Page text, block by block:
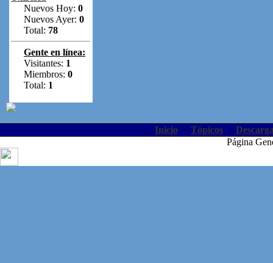
Nuevos Hoy: 0
Nuevos Ayer: 0
Total: 78
Gente en línea:
Visitantes: 1
Miembros: 0
Total: 1
Inicio· Tópicos·
Página